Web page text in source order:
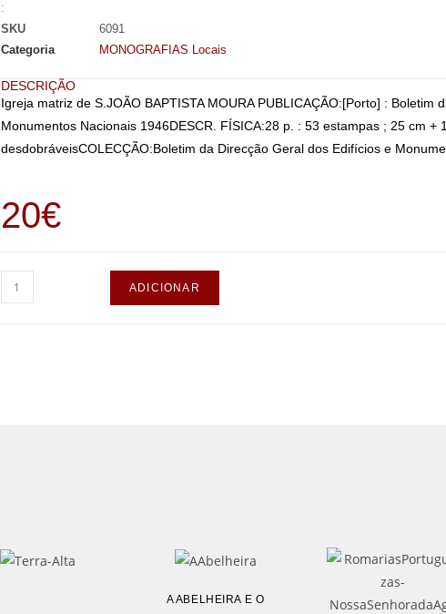
:
SKU
6091
Categoria
MONOGRAFIAS Locais
DESCRIÇÃO
Igreja matriz de S.JOÃO BAPTISTA MOURA PUBLICAÇÃO:[Porto] : Boletim
Monumentos Nacionais 1946DESCR. FÍSICA:28 p. : 53 estampas ; 25 cm +
desdobráveisCOLECÇÃO:Boletim da Direcção Geral dos Edifícios e
20€
ADICIONAR
A ABELHEIRA E O